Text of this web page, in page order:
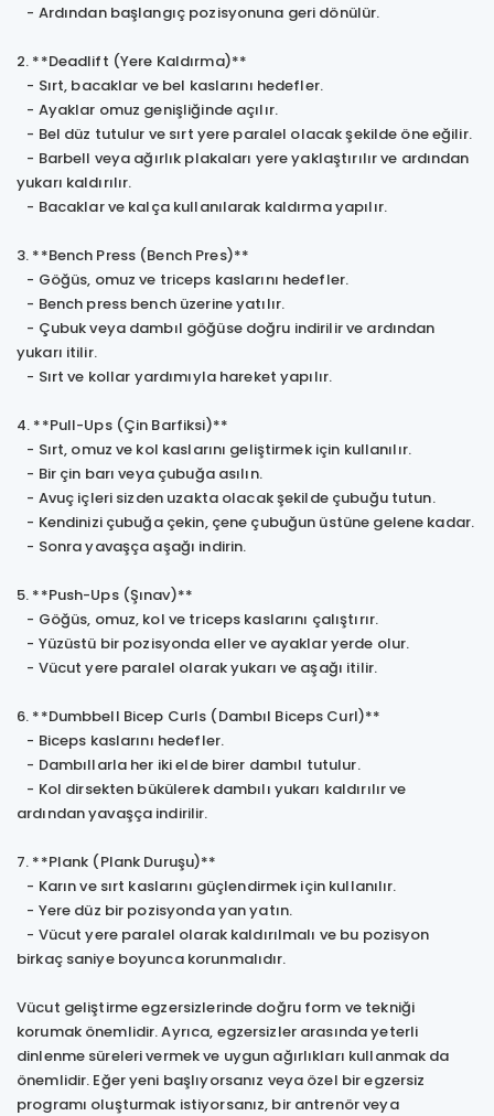
- Ardından başlangıç pozisyonuna geri dönülür.
2. **Deadlift (Yere Kaldırma)**
- Sırt, bacaklar ve bel kaslarını hedefler.
- Ayaklar omuz genişliğinde açılır.
- Bel düz tutulur ve sırt yere paralel olacak şekilde öne eğilir.
- Barbell veya ağırlık plakaları yere yaklaştırılır ve ardından
yukarı kaldırılır.
- Bacaklar ve kalça kullanılarak kaldırma yapılır.
3. **Bench Press (Bench Pres)**
- Göğüs, omuz ve triceps kaslarını hedefler.
- Bench press bench üzerine yatılır.
- Çubuk veya dambıl göğüse doğru indirilir ve ardından
yukarı itilir.
- Sırt ve kollar yardımıyla hareket yapılır.
4. **Pull-Ups (Çin Barfiksi)**
- Sırt, omuz ve kol kaslarını geliştirmek için kullanılır.
- Bir çin barı veya çubuğa asılın.
- Avuç içleri sizden uzakta olacak şekilde çubuğu tutun.
- Kendinizi çubuğa çekin, çene çubuğun üstüne gelene kadar.
- Sonra yavaşça aşağı indirin.
5. **Push-Ups (Şınav)**
- Göğüs, omuz, kol ve triceps kaslarını çalıştırır.
- Yüzüstü bir pozisyonda eller ve ayaklar yerde olur.
- Vücut yere paralel olarak yukarı ve aşağı itilir.
6. **Dumbbell Bicep Curls (Dambıl Biceps Curl)**
- Biceps kaslarını hedefler.
- Dambıllarla her iki elde birer dambıl tutulur.
- Kol dirsekten bükülerek dambılı yukarı kaldırılır ve
ardından yavaşça indirilir.
7. **Plank (Plank Duruşu)**
- Karın ve sırt kaslarını güçlendirmek için kullanılır.
- Yere düz bir pozisyonda yan yatın.
- Vücut yere paralel olarak kaldırılmalı ve bu pozisyon
birkaç saniye boyunca korunmalıdır.
Vücut geliştirme egzersizlerinde doğru form ve tekniği
korumak önemlidir. Ayrıca, egzersizler arasında yeterli
dinlenme süreleri vermek ve uygun ağırlıkları kullanmak da
önemlidir. Eğer yeni başlıyorsanız veya özel bir egzersiz
programı oluşturmak istiyorsanız, bir antrenör veya